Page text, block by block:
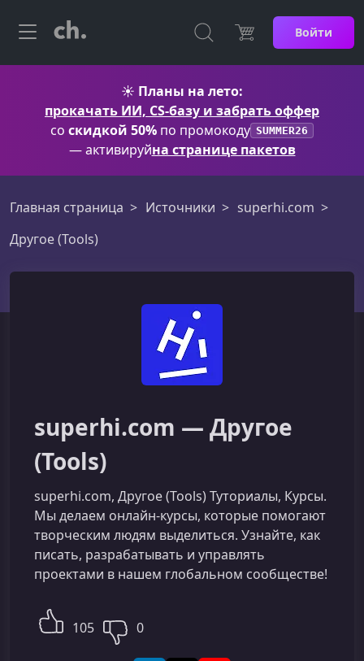
Войти
☀️ Планы на лето:
прокачать ИИ, CS-базу и забрать оффер
со скидкой 50% по промокоду SUMMER26
— активируйна странице пакетов
Главная страница Источники
superhi.com
Другое (Tools)
superhi.com — Другое
(Tools)
superhi.com, Другое (Tools) Туториалы, Курсы.
Мы делаем онлайн-курсы, которые помогают
творческим людям выделиться. Узнайте, как
писать, разрабатывать и управлять
проектами в нашем глобальном сообществе!
105 0